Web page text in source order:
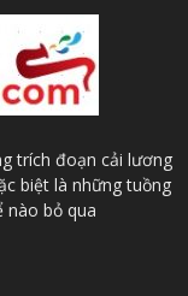
trích đoạn cải lương
biệt là những tuồng
nào bỏ qua